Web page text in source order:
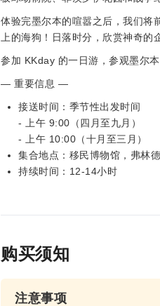
体验完墨尔本的喧嚣之后，我们将
上的海狗！日落时分，欣赏神奇
参加 KKday 的一日游，参观墨尔
— 重要信息 —
接送时间：季节性出发时间
- 上午 9:00（四月至九月）
- 上午 10:00（十月至三月）
集合地点：移民博物馆，弗林
持续时间：12-14小时
购买须知
注意事项